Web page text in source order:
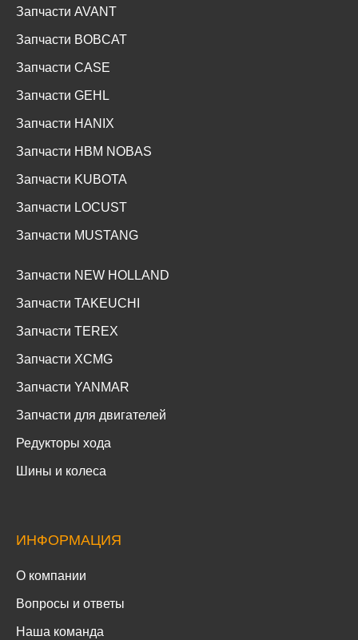
Запчасти AVANT
Запчасти BOBCAT
Запчасти CASE
Запчасти GEHL
Запчасти HANIX
Запчасти HBM NOBAS
Запчасти KUBOTA
Запчасти LOCUST
Запчасти MUSTANG
Запчасти NEW HOLLAND
Запчасти TAKEUCHI
Запчасти TEREX
Запчасти XCMG
Запчасти YANMAR
Запчасти для двигателей
Редукторы хода
Шины и колеса
ИНФОРМАЦИЯ
О компании
Вопросы и ответы
Наша команда